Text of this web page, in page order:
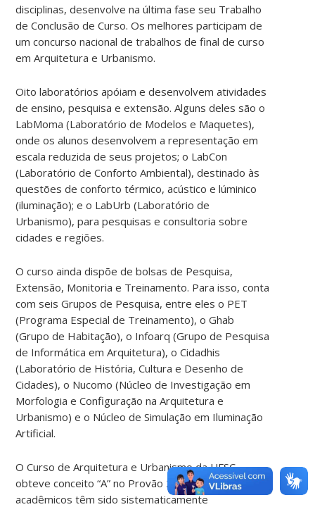
disciplinas, desenvolve na última fase seu Trabalho
de Conclusão de Curso. Os melhores participam de
um concurso nacional de trabalhos de final de curso
em Arquitetura e Urbanismo.
Oito laboratórios apóiam e desenvolvem atividades
de ensino, pesquisa e extensão. Alguns deles são o
LabMoma (Laboratório de Modelos e Maquetes),
onde os alunos desenvolvem a representação em
escala reduzida de seus projetos; o LabCon
(Laboratório de Conforto Ambiental), destinado às
questões de conforto térmico, acústico e lúminico
(iluminação); e o LabUrb (Laboratório de
Urbanismo), para pesquisas e consultoria sobre
cidades e regiões.
O curso ainda dispõe de bolsas de Pesquisa,
Extensão, Monitoria e Treinamento. Para isso, conta
com seis Grupos de Pesquisa, entre eles o PET
(Programa Especial de Treinamento), o Ghab
(Grupo de Habitação), o Infoarq (Grupo de Pesquisa
de Informática em Arquitetura), o Cidadhis
(Laboratório de História, Cultura e Desenho de
Cidades), o Nucomo (Núcleo de Investigação em
Morfologia e Configuração na Arquitetura e
Urbanismo) e o Núcleo de Simulação em Iluminação
Artificial.
O Curso de Arquitetura e Urbanismo da UFSC
obteve conceito “A” no Provão 2003 do MEC e seus
acadêmicos têm sido sistematicamente